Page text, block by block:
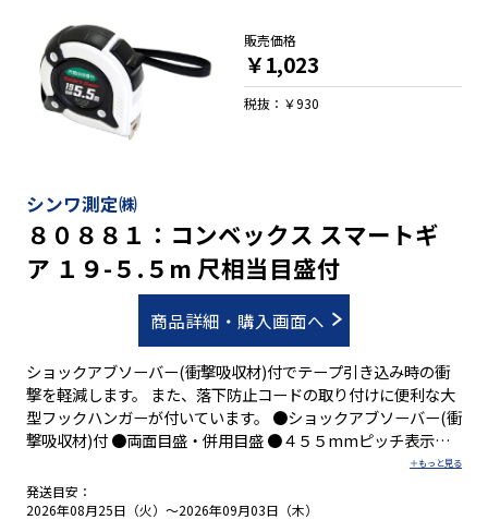
シンワ測定㈱
８０８８１：コンベックス スマートギ
ア １９-５.５m 尺相当目盛付
商品詳細・購入画面へ
ショックアブソーバー(衝撃吸収材)付でテープ引き込み時の衝
撃を軽減します。 また、落下防止コードの取り付けに便利な大
型フックハンガーが付いています。 ●ショックアブソーバー(衝
撃吸収材)付 ●両面目盛・併用目盛 ●４５５mmピッチ表示付
●０点補正移動爪付 ●ベルトクリップ付 ●ストラップ付
発送目安：
2026年08月25日（火）～2026年09月03日（木）
販売価格
￥1,023
税抜：￥930